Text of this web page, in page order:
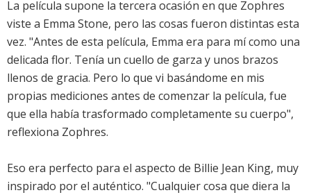
La película supone la tercera ocasión en que Zophres
viste a Emma Stone, pero las cosas fueron distintas esta
vez. "Antes de esta película, Emma era para mí como una
delicada flor. Tenía un cuello de garza y unos brazos
llenos de gracia. Pero lo que vi basándome en mis
propias mediciones antes de comenzar la película, fue
que ella había trasformado completamente su cuerpo",
reflexiona Zophres.
Eso era perfecto para el aspecto de Billie Jean King, muy
inspirado por el auténtico. "Cualquier cosa que diera la